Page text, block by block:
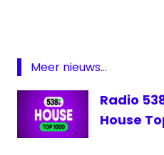
top
1000
Mark
van
Dale
Meer nieuws...
Radio
House